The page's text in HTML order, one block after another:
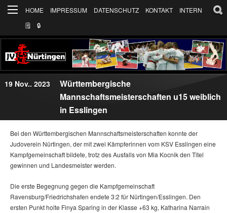
HOME IMPRESSUM DATENSCHUTZ KONTAKT
INTERN
🗒
🔒︎
19 Nov.. 2023
Württembergische
Mannschaftsmeisterschaften u15 weiblich
in Esslingen
Bei den Württembergischen Mannschaftsmeisterschaften konnte der
Judoverein Nürtingen, der mit zwei Kämpferinnen vom KSV Esslingen eine
Kampfgemeinschaft bildete, trotz des Ausfalls von Mia Kocnik den Titel
gewinnen und Landesmeister werden.
Die erste Begegnung gegen die Kampfgemeinschaft
Ravensburg/Friedrichshafen endete 3:2 für Nürtingen/Esslingen. Den
ersten Punkt holte Finya Sparing in der Klasse +63 kg, Katharina Narrain